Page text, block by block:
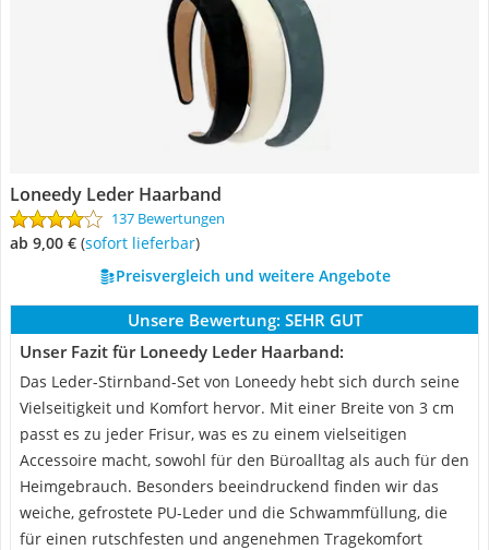
Loneedy Leder Haarband
137 Bewertungen
ab 9,00 € ( Sofort lieferbar)
Preisvergleich und weitere Angebote
Unsere Bewertung: SEHR GUT
Unser Fazit für Loneedy Leder Haarband:
Das Leder-Stirnband-Set von Loneedy hebt sich durch seine
Vielseitigkeit und Komfort hervor. Mit einer Breite von 3 cm
passt es zu jeder Frisur, was es zu einem vielseitigen
Accessoire macht, sowohl für den Büroalltag als auch für den
Heimgebrauch. Besonders beeindruckend finden wir das
weiche, gefrostete PU-Leder und die Schwammfüllung, die
für einen rutschfesten und angenehmen Tragekomfort